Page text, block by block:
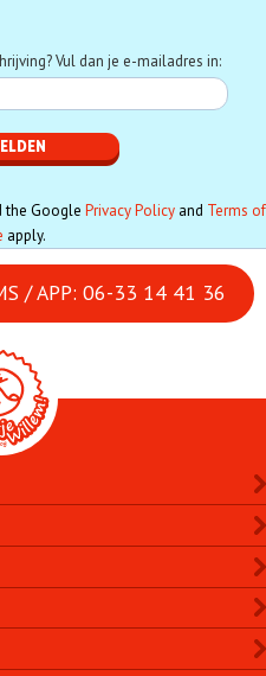
Vul dan je e-mailadres in:
the Google Privacy Policy and Terms of
apply.
/ APP: 06-33 14 41 36